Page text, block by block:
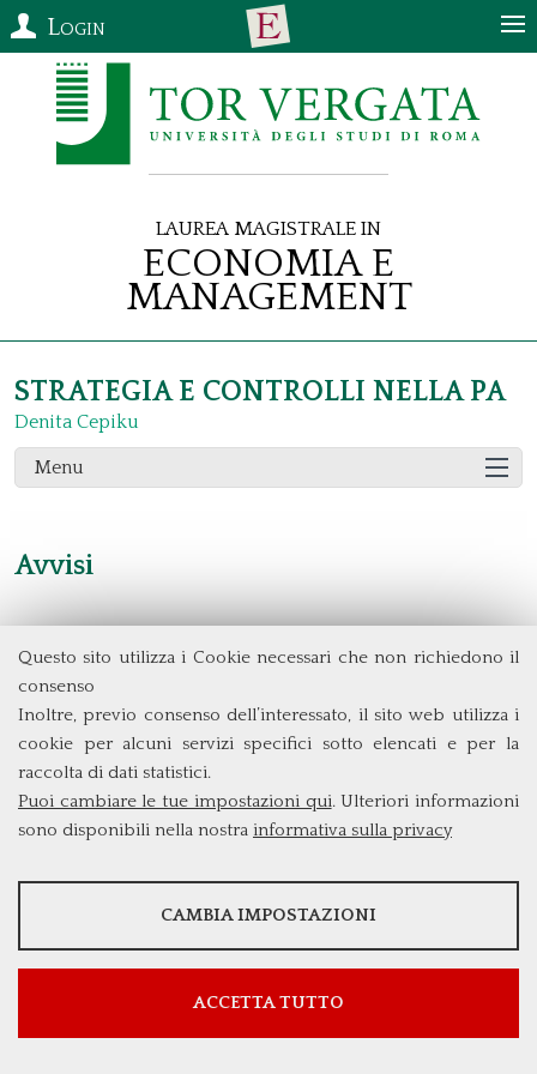
Questo sito utilizza i Cookie necessari che non richiedono il
consenso
Inoltre, previo consenso dell’interessato, il sito web utilizza i
cookie per alcuni servizi specifici sotto elencati e per la
raccolta di dati statistici.
Puoi cambiare le tue impostazioni qui. Ulteriori informazioni
sono disponibili nella nostra informativa sulla privacy
STATISTICHE
Mostra maggiori informazioni
Google Analytics
CAMBIA IMPOSTAZIONI
ACCETTA TUTTO
Login
Laurea Magistrale in
Economia e
Management
STRATEGIA E CONTROLLI NELLA PA
Denita Cepiku
Menu
Avvisi
Università degli Studi di Roma Tor Vergata
Via Columbia, 2
00133 Roma (Italia)
Tel. +39 06 7259 3299/5837
biennio@clem.uniroma2.it